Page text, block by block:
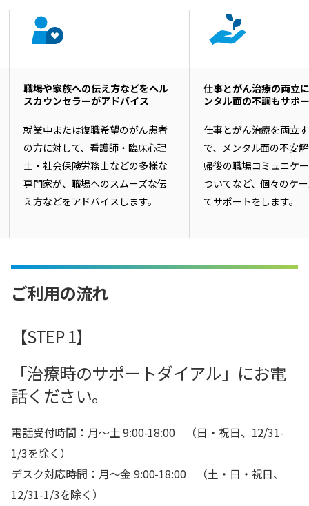
職場や家族への伝え方などをヘル
スカウンセラーがアドバイス
就業中または復職希望のがん患者
の方に対して、看護師・臨床心理
士・社会保険労務士などの多様な
専門家が、職場へのスムーズな伝
え方などをアドバイスします。
仕事とがん治療の両立
ンタル面の不調もサポ
仕事とがん治療を両立
で、メンタル面の不安
帰後の職場コミュニケ
ついてなど、個々のケ
てサポートをします。
ご利用の流れ
【STEP 1】
「治療時のサポートダイアル」にお電
話ください。
電話受付時間：月～土 9:00-18:00 （日・祝日、12/31-
1/3を除く）
デスク対応時間：月～金 9:00-18:00 （土・日・祝日、
12/31-1/3を除く）